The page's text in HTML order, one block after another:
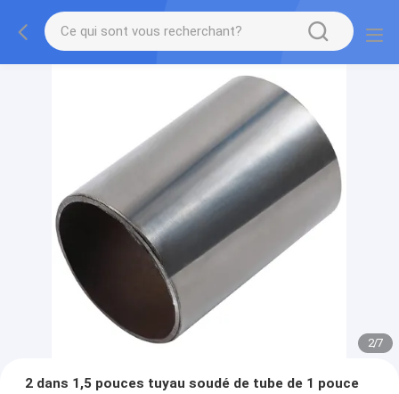
2/7
2 dans 1,5 pouces tuyau soudé de tube de 1 pouce